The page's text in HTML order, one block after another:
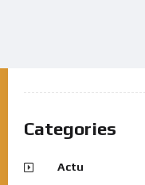
Categories
Actu